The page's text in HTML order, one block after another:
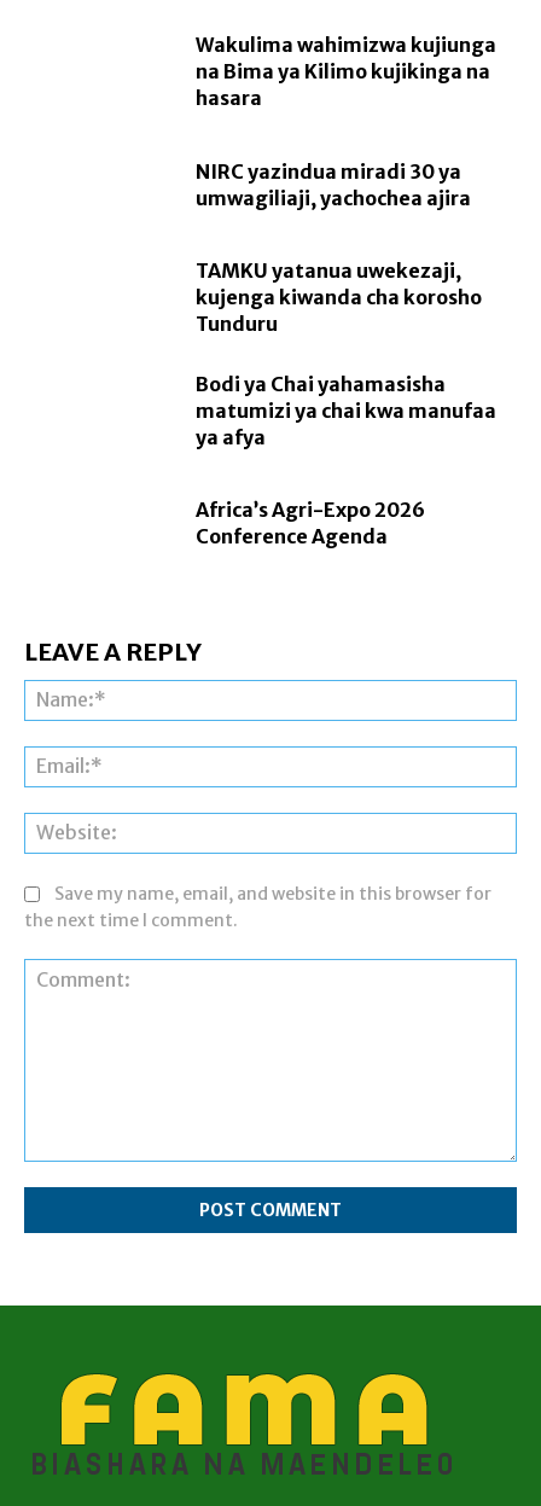
Wakulima wahimizwa kujiunga
na Bima ya Kilimo kujikinga na
hasara
NIRC yazindua miradi 30 ya
umwagiliaji, yachochea ajira
TAMKU yatanua uwekezaji,
kujenga kiwanda cha korosho
Tunduru
Bodi ya Chai yahamasisha
matumizi ya chai kwa manufaa
ya afya
Africa’s Agri-Expo 2026
Conference Agenda
LEAVE A REPLY
Save my name, email, and website in this browser for
the next time I comment.